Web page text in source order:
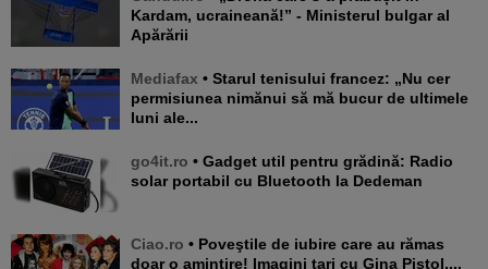
Kardam, ucraineană!” - Ministerul bulgar al
Apărării
Mediafax • Starul tenisului francez: „Nu cer
permisiunea nimănui să mă bucur de ultimele
luni ale...
go4it.ro • Gadget util pentru grădină: Radio
solar portabil cu Bluetooth la Dedeman
Ciao.ro • Poveştile de iubire care au rămas
doar o amintire! Imagini tari cu Gina Pistol,...